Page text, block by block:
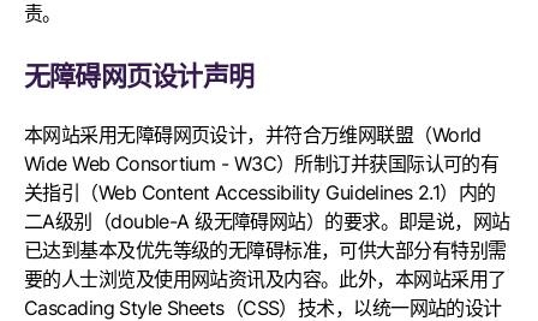
责。
无障碍网页设计声明
本网站采用无障碍网页设计，并符合万维网联盟（World
Wide Web Consortium - W3C）所制订并获国际认可的有
关指引（Web Content Accessibility Guidelines 2.1）内的
二A级别（double-A 级无障碍网站）的要求。即是说，网站
已达到基本及优先等级的无障碍标准，可供大部分有特别需
要的人士浏览及使用网站资讯及内容。此外，本网站采用了
Cascading Style Sheets（CSS）技术，以统一网站的设计